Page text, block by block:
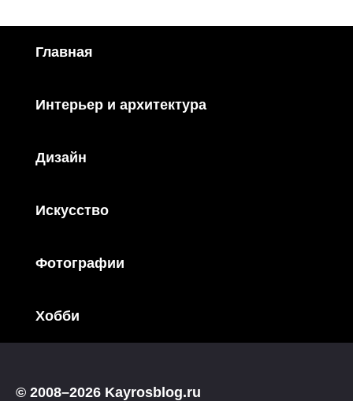
Главная
Интерьер и архитектура
Дизайн
Искусство
Фотографии
Хобби
© 2008–2026 Kayrosblog.ru